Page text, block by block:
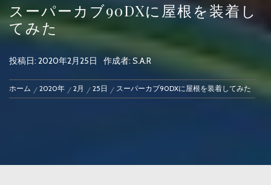
スーパーカブ90DXに屋根を装着し
てみた
投稿日: 2020年2月25日 作成者: S.A.R
ホーム 2020年 2月 25日 スーパーカブ90DXに屋根を装着してみた